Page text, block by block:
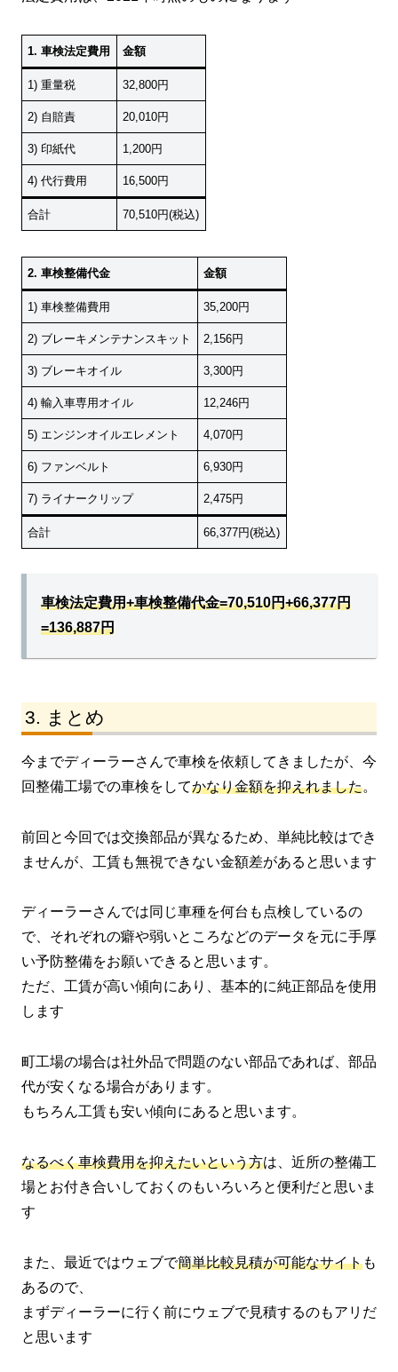
1. 車検法定費用 金額
1) 重量税 32,800円
2) 自賠責 20,010円
3) 印紙代 1,200円
4) 代行費用 16,500円
合計 70,510円(税込)
2. 車検整備代金 金額
1) 車検整備費用 35,200円
2) ブレーキメンテナンスキット 2,156円
3) ブレーキオイル 3,300円
4) 輸入車専用オイル 12,246円
5) エンジンオイルエレメント 4,070円
6) ファンベルト 6,930円
7) ライナークリップ 2,475円
合計 66,377円(税込)
車検法定費用+車検整備代金=70,510円+66,377円
=136,887円
まとめ
今までディーラーさんで車検を依頼してきましたが、今
回整備工場での車検をしてかなり金額を抑えれました。
前回と今回では交換部品が異なるため、単純比較はでき
ませんが、工賃も無視できない金額差があると思います
ディーラーさんでは同じ車種を何台も点検しているの
で、それぞれの癖や弱いところなどのデータを元に手厚
い予防整備をお願いできると思います。
ただ、工賃が高い傾向にあり、基本的に純正部品を使用
します
町工場の場合は社外品で問題のない部品であれば、部品
代が安くなる場合があります。
もちろん工賃も安い傾向にあると思います。
なるべく車検費用を抑えたいという方は、近所の整備工
場とお付き合いしておくのもいろいろと便利だと思いま
す
また、最近ではウェブで簡単比較見積が可能なサイトも
あるので、
まずディーラーに行く前にウェブで見積するのもアリだ
と思います